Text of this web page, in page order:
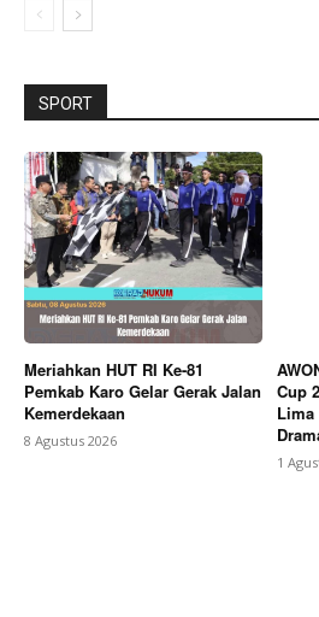
SPORT
Meriahkan HUT RI Ke-81
Pemkab Karo Gelar Gerak Jalan
Kemerdekaan
8 Agustus 2026
Cup
Lima
1